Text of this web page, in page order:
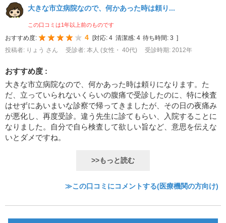
大きな市立病院なので、何かあった時は頼り...
この口コミは1年以上前のものです
おすすめ度: 4 [対応: 4 清潔感: 4 待ち時間: 3 ]
投稿者: りょう さん
受診者: 本人 (女性・ 40代) 受診時期: 2012年
おすすめ度 :
大きな市立病院なので、何かあった時は頼りになります。た
だ、立っていられないくらいの腹痛で受診したのに、特に検査
はせずにあいまいな診察で帰ってきましたが、その日の夜痛み
が悪化し、再度受診。違う先生に診てもらい、入院することに
なりました。自分で自ら検査して欲しい旨など、意思を伝えな
いとダメですね。
>>もっと読む
≫この口コミにコメントする(医療機関の方向け)